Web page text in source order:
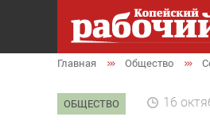
Главная Общество
ОБЩЕСТВО 16